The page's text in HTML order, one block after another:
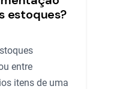
estoques?
entre
itens de uma